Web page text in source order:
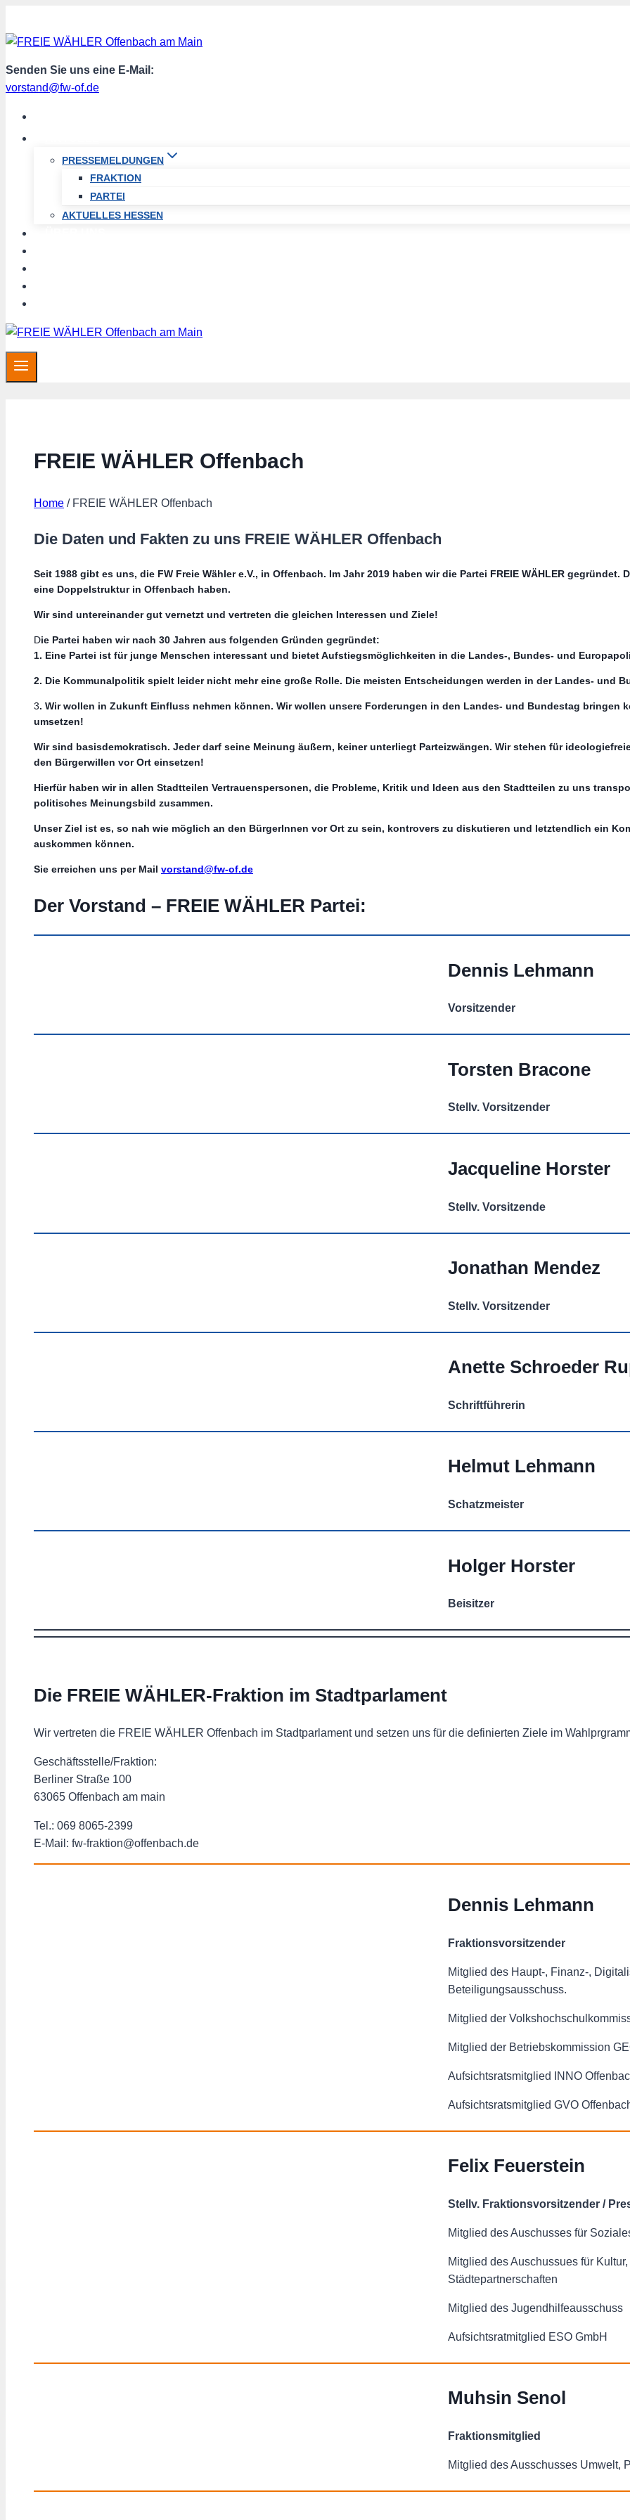
Inhalt
springen
Senden Sie uns eine E-Mail:
vorstand@fw-of.de
PRESSEMELDUNGEN
FRAKTION
PARTEI
AKTUELLES HESSEN
FREIE WÄHLER Offenbach
Home / FREIE WÄHLER Offenbach
Die Daten und Fakten zu uns FREIE WÄHLER Offenbach
Seit 1988 gibt es uns, die FW Freie Wähler e.V., in Offenbach. Im Jahr 2019 haben wir die Partei FREIE WÄHLER gegründet.
eine Doppelstruktur in Offenbach haben.
Wir sind untereinander gut vernetzt und vertreten die gleichen Interessen und Ziele!
Die Partei haben wir nach 30 Jahren aus folgenden Gründen gegründet:
1. Eine Partei ist für junge Menschen interessant und bietet Aufstiegsmöglichkeiten in die Landes-, Bundes- und
2. Die Kommunalpolitik spielt leider nicht mehr eine große Rolle. Die meisten Entscheidungen werden in der Landes- und
3. Wir wollen in Zukunft Einfluss nehmen können. Wir wollen unsere Forderungen in den Landes- und Bundestag bringen
umsetzen!
Wir sind basisdemokratisch. Jeder darf seine Meinung äußern, keiner unterliegt Parteizwängen. Wir stehen für
den Bürgerwillen vor Ort einsetzen!
Hierfür haben wir in allen Stadtteilen Vertrauenspersonen, die Probleme, Kritik und Ideen aus den Stadtteilen zu uns
politisches Meinungsbild zusammen.
Unser Ziel ist es, so nah wie möglich an den BürgerInnen vor Ort zu sein, kontrovers zu diskutieren und letztendlich ein
auskommen können.
Sie erreichen uns per Mail vorstand@fw-of.de
Der Vorstand – FREIE WÄHLER Partei:
Dennis Lehmann
Vorsitzender
Torsten Bracone
Stellv. Vorsitzender
Jacqueline Horster
Stellv. Vorsitzende
Jonathan Mendez
Stellv. Vorsitzender
Anette Schroeder
Schriftführerin
Helmut Lehmann
Schatzmeister
Holger Horster
Beisitzer
Die FREIE WÄHLER-Fraktion im Stadtparlament
Wir vertreten die FREIE WÄHLER Offenbach im Stadtparlament und setzen uns für die definierten Ziele im
Geschäftsstelle/Fraktion:
Berliner Straße 100
63065 Offenbach am main
Tel.: 069 8065-2399
E-Mail: fw-fraktion@offenbach.de
Dennis Lehmann
Fraktionsvorsitzender
Mitglied des Haupt-, Finanz-,
Beteiligungsausschuss.
Mitglied der
Mitglied der Betriebskommission
Aufsichtsratsmitglied INNO
Aufsichtsratsmitglied GVO
Felix Feuerstein
Stellv. Fraktionsvorsitzender /
Mitglied des Auschusses für
Mitglied des Auschussues für
Städtepartnerschaften
Mitglied des Jugendhilfeausschuss
Aufsichtsratmitglied ESO GmbH
Muhsin Senol
Fraktionsmitglied
Mitglied des Ausschusses Umwelt,